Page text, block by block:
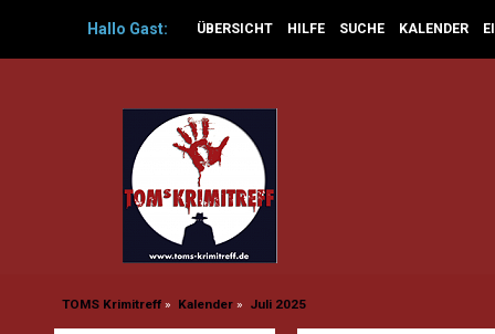
Hallo Gast: ÜBERSICHT HILFE SUCHE KALENDER
TOMS Krimitreff» Kalender» Juli 2025